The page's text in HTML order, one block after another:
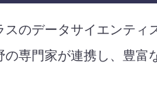
スのデータサイエンティ
の専門家が連携し、豊富